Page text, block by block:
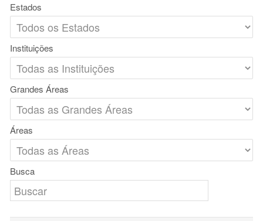
Estados
Instituições
Grandes Áreas
Áreas
Busca